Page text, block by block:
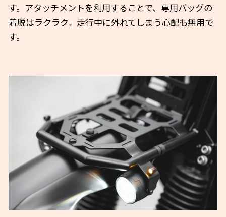
す。アタッチメントを利用することで、専用バッグの
着脱はラクラク。走行中に外れてしまう心配も無用で
す。